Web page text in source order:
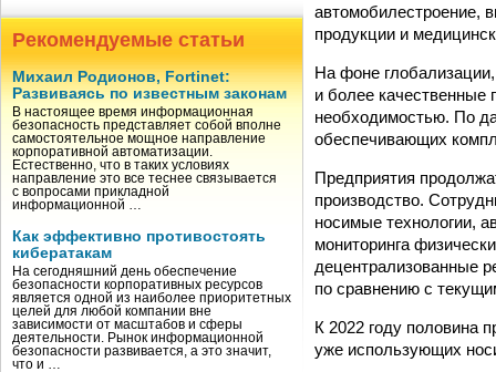
Рекомендуемые статьи
Михаил Родионов, Fortinet:
Развиваясь по известным законам
В настоящее время информационная
безопасность представляет собой вполне
самостоятельное мощное направление
корпоративной автоматизации.
Естественно, что в таких условиях
направление это все теснее связывается
с вопросами прикладной
информационной …
Как эффективно противостоять
кибератакам
На сегодняшний день обеспечение
безопасности корпоративных ресурсов
является одной из наиболее приоритетных
целей для любой компании вне
зависимости от масштабов и сферы
деятельности. Рынок информационной
безопасности развивается, а это значит,
что и …
автомобилестроение,
продукции и
На фоне глобализации,
и более качественные
необходимостью. По
обеспечивающих
Предприятия
производство.
носимые технологии,
мониторинга
децентрализованные
по сравнению с
К 2022 году половина
уже использующих